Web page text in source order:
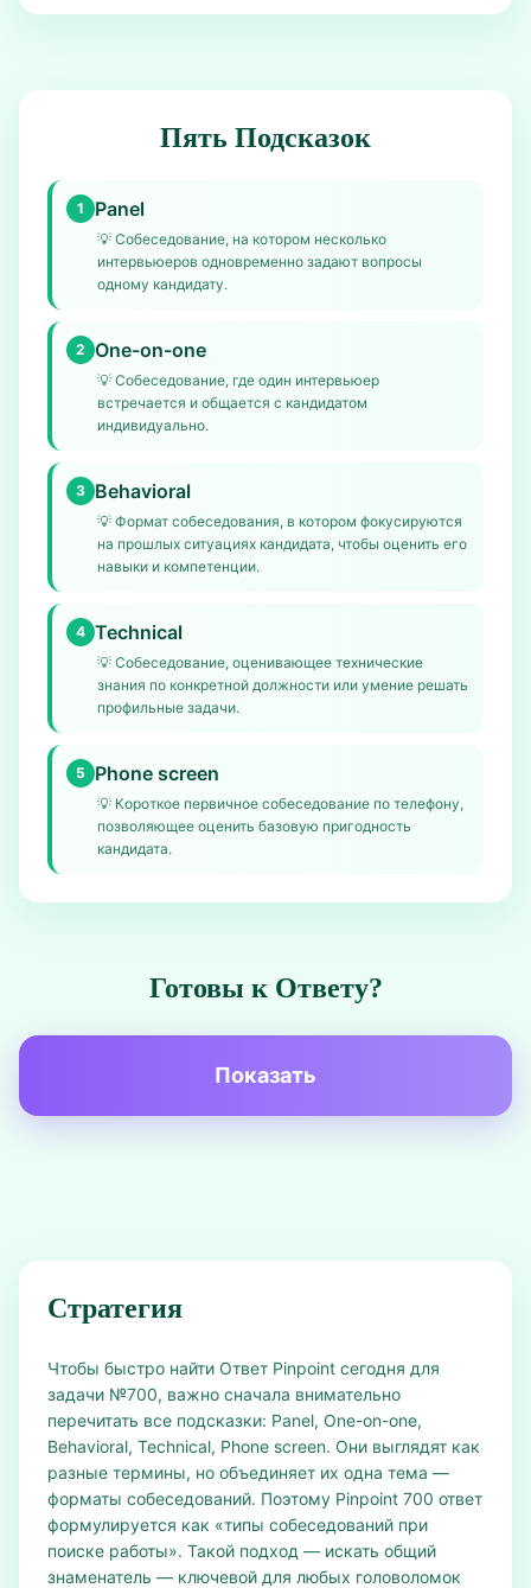
Пять Подсказок
1 Panel
💡 Собеседование, на котором несколько
интервьюеров одновременно задают вопросы
одному кандидату.
2 One-on-one
💡 Собеседование, где один интервьюер
встречается и общается с кандидатом
индивидуально.
3 Behavioral
💡 Формат собеседования, в котором фокусируются
на прошлых ситуациях кандидата, чтобы оценить его
навыки и компетенции.
4 Technical
💡 Собеседование, оценивающее технические
знания по конкретной должности или умение решать
профильные задачи.
5 Phone screen
💡 Короткое первичное собеседование по телефону,
позволяющее оценить базовую пригодность
кандидата.
Готовы к Ответу?
Показать
Стратегия
Чтобы быстро найти Ответ Pinpoint сегодня для
задачи №700, важно сначала внимательно
перечитать все подсказки: Panel, One-on-one,
Behavioral, Technical, Phone screen. Они выглядят как
разные термины, но объединяет их одна тема —
форматы собеседований. Поэтому Pinpoint 700 ответ
формулируется как «типы собеседований при
поиске работы». Такой подход — искать общий
знаменатель — ключевой для любых головоломок